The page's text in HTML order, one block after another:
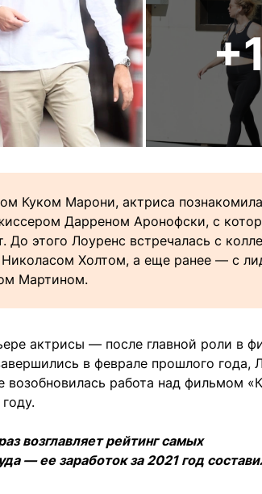
Куком Марони, актриса
Дарреном Аронофски, с
До этого Лоуренс встречалась с
Холтом, а еще ранее — с
Мартином.
актрисы — после главной роли в
в феврале прошлого года,
работа над фильмом
возглавляет рейтинг самых
— ее заработок за 2021 год